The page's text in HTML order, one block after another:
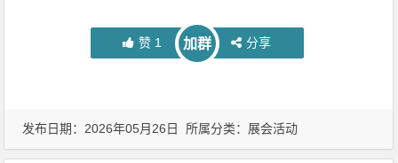
赞 1 加群 分享
发布日期：2026年05月26日 所属分类： 展会活动